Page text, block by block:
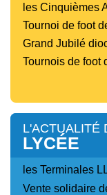
les Cinquièmes
Tournoi de foot
Grand Jubilé
Tournois de foot
L'ACTUALITÉ
LYCÉE
les Terminales
Vente solidaire